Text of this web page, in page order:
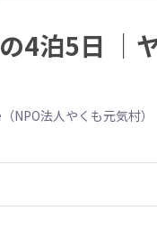
4泊5日 ｜
NPO法人やくも元気村）